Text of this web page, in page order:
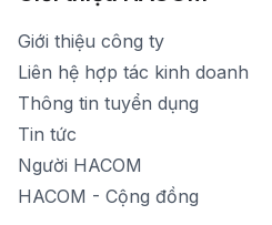
1900 1903 (máy lẻ 159) -
1900 1903 (máy lẻ 160)
[email protected]
Thời gian mở cửa: Từ 8h30-20h hàng
Giới thiệu công ty
Liên hệ hợp tác kinh doanh
Thông tin tuyển dụng
Tin tức
Người HACOM
HACOM - Cộng đồng